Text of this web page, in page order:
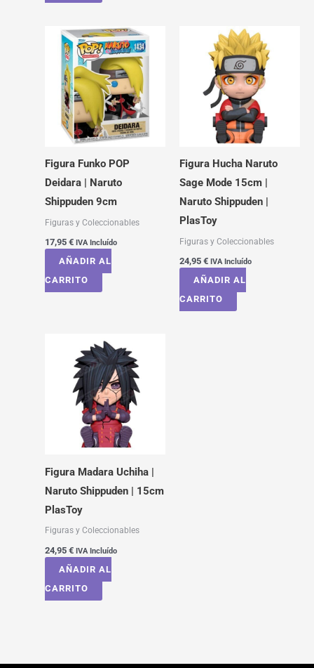
Figura Funko POP
Deidara | Naruto
Shippuden 9cm
Figuras y Coleccionables
17,95 € IVA Incluído
AÑADIR AL
CARRITO
Figura Hucha Naruto
Sage Mode 15cm |
Naruto Shippuden |
PlasToy
Figuras y Coleccionables
24,95 € IVA Incluído
AÑADIR AL
CARRITO
Figura Madara Uchiha |
Naruto Shippuden | 15cm
PlasToy
Figuras y Coleccionables
24,95 € IVA Incluído
AÑADIR AL
CARRITO